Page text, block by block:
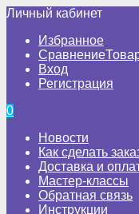
Личный кабинет
Избранное
Сравнение
Вход
Регистрация
0
Новости
Как сделать
Доставка и
Мастер-классы
Обратная связь
Инструкции